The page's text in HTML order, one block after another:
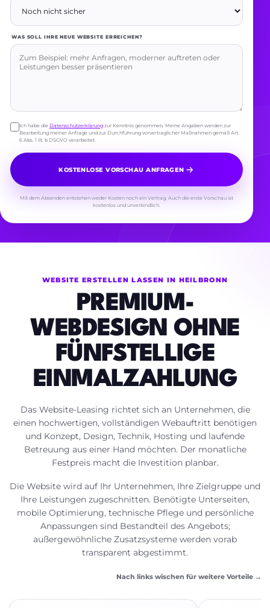
WAS SOLL IHRE NEUE WEBSITE ERREICHEN?
Ich habe die Datenschutzerklärung zur Kenntnis genommen. Meine Angaben werden zur
Bearbeitung meiner Anfrage und zur Durchführung vorvertraglicher Maßnahmen gemäß Art.
6 Abs. 1 lit. b DSGVO verarbeitet.
KOSTENLOSE VORSCHAU ANFRAGEN
Mit dem Absenden entstehen weder Kosten noch ein Vertrag. Auch die erste Vorschau ist
kostenlos und unverbindlich.
WEBSITE ERSTELLEN LASSEN IN HEILBRONN
PREMIUM-
WEBDESIGN OHNE
FÜNFSTELLIGE
EINMALZAHLUNG
Das Website-Leasing richtet sich an Unternehmen, die
einen hochwertigen, vollständigen Webauftritt benötigen
und Konzept, Design, Technik, Hosting und laufende
Betreuung aus einer Hand möchten. Der monatliche
Festpreis macht die Investition planbar.
Die Website wird auf Ihr Unternehmen, Ihre Zielgruppe und
Ihre Leistungen zugeschnitten. Benötigte Unterseiten,
mobile Optimierung, technische Pflege und persönliche
Anpassungen sind Bestandteil des Angebots;
außergewöhnliche Zusatzsysteme werden vorab
transparent abgestimmt.
Nach links wischen für weitere Vorteile →